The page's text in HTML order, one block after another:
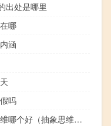
出处是哪里
哪
涵
吗
抽象思维和形象思维哪个好（抽象思维和形象思维）